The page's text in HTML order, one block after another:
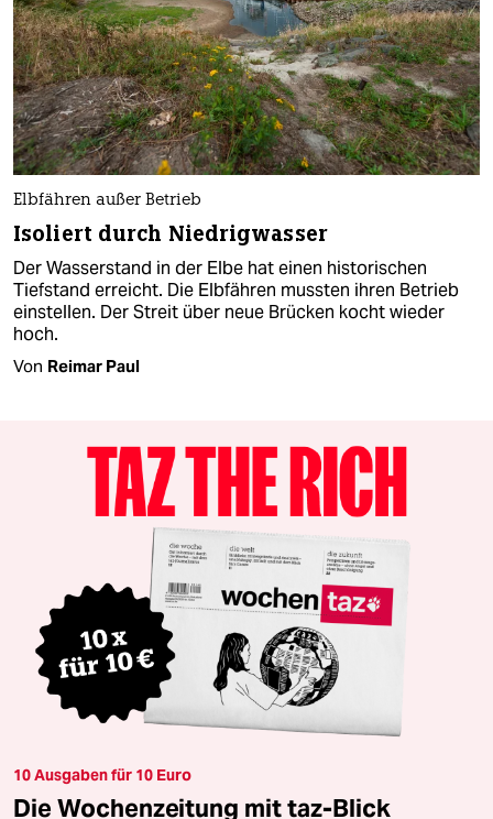
Elbfähren außer Betrieb
Isoliert durch Niedrigwasser
Der Wasserstand in der Elbe hat einen historischen
Tiefstand erreicht. Die Elbfähren mussten ihren Betrieb
einstellen. Der Streit über neue Brücken kocht wieder
hoch.
Von Reimar Paul
10 Ausgaben für 10 Euro
Die Wochenzeitung mit taz-Blick